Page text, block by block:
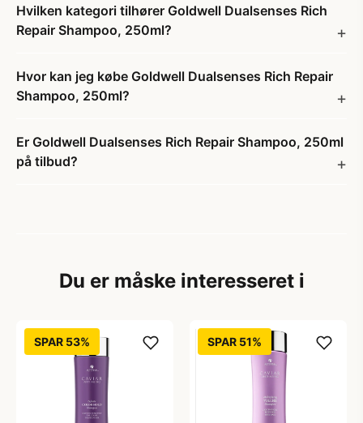
Hvilken kategori tilhører Goldwell Dualsenses Rich
Repair Shampoo, 250ml?
Hvor kan jeg købe Goldwell Dualsenses Rich Repair
Shampoo, 250ml?
Er Goldwell Dualsenses Rich Repair Shampoo, 250ml
på tilbud?
Du er måske interesseret i
SPAR 53% SPAR 51%